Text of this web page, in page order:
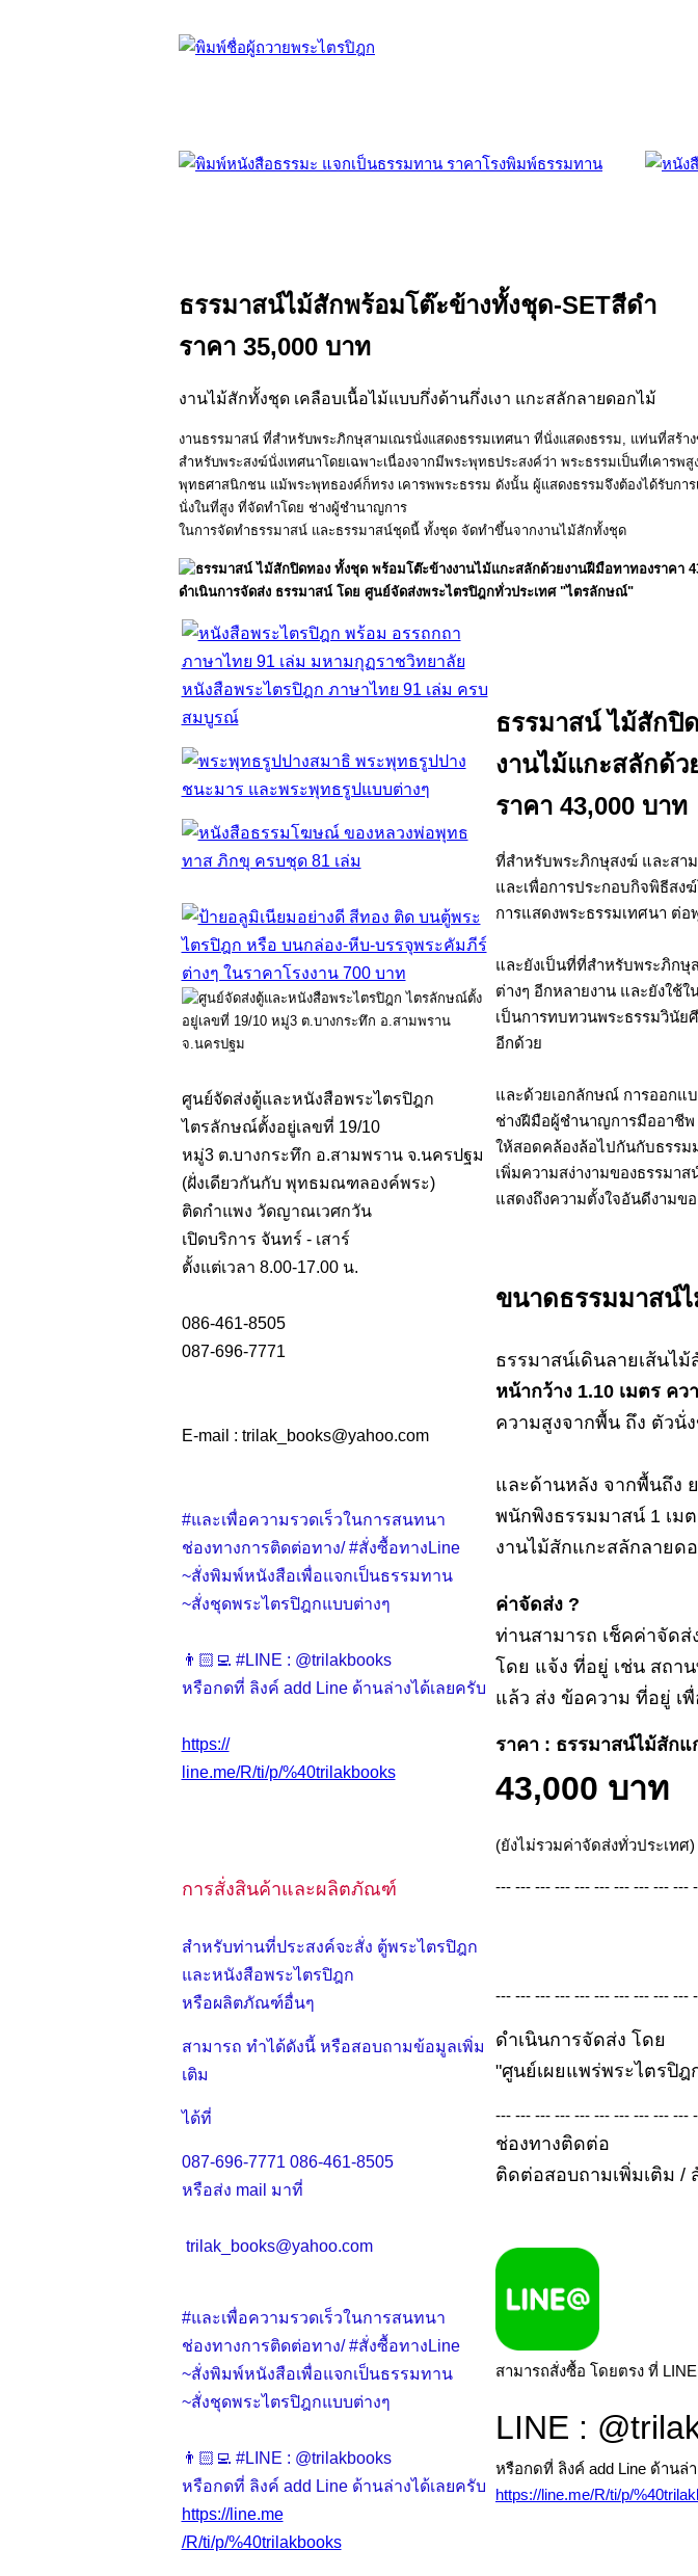
ธรรมาสน์ไม้สักพร้อมโต๊ะข้างทั้งชุด-SETสีดำ
ราคา 35,000 บาท
งานไม้สักทั้งชุด เคลือบเนื้อไม้แบบกึ่งด้านกึ่งเงา แกะสลักลายดอกไม้
งานธรรมาสน์ ที่สําหรับพระภิกษุสามเณรนั่งแสดงธรรมเทศนา ที่นั่งแสดงธรรม, แท่นที่สร้า
สำหรับพระสงฆ์นั่งเทศนาโดยเฉพาะเนื่องจากมีพระพุทธประสงค์ว่า พระธรรมเป็นที่เคารพสู
พุทธศาสนิกชน แม้พระพุทธองค์ก็ทรง เคารพพระธรรม ดังนั้น ผู้แสดงธรรมจึงต้องได้รับการ
นั่งในที่สูง ที่จัดทำโดย ช่างผู้ชำนาญการ
ในการจัดทำธรรมาสน์ และธรรมาสน์ชุดนี้ ทั้งชุด จัดทำขึ้นจากงานไม้สักทั้งชุด
ดำเนินการจัดส่ง ธรรมาสน์ โดย ศูนย์จัดส่งพระไตรปิฎกทั่วประเทศ "ไตรลักษณ์"
หนังสือพระไตรปิฎก ภาษาไทย 91 เล่ม ครบ
สมบูรณ์
ศูนย์จัดส่งตู้และหนังสือพระไตรปิฎก
ไตรลักษณ์ตั้งอยู่เลขที่ 19/10
หมู่3 ต.บางกระทึก อ.สามพราน จ.นครปฐม
(ฝั่งเดียวกันกับ พุทธมณฑลองค์พระ)
ติดกำแพง วัดญาณเวศกวัน
เปิดบริการ จันทร์ - เสาร์
ตั้งแต่เวลา 8.00-17.00 น.
086-461-8505
087-696-7771
E-mail : trilak_books@yahoo.com
#และเพื่อความรวดเร็วในการสนทนา
ช่องทางการติดต่อทาง/ #สั่งซื้อทางLine
~สั่งพิมพ์หนังสือเพื่อแจกเป็นธรรมทาน
~สั่งชุดพระไตรปิฎกแบบต่างๆ
👨🏻‍💻 #LINE : @trilakbooks
หรือกดที่ ลิงค์ add Line ด้านล่างได้เลยครับ
https://
line.me/R/ti/p/%40trilakbooks
การสั่งสินค้าและผลิตภัณฑ์
สำหรับท่านที่ประสงค์จะสั่ง ตู้พระไตรปิฎก
และหนังสือพระไตรปิฎก
หรือผลิตภัณฑ์อื่นๆ
สามารถ ทำได้ดังนี้ หรือสอบถามข้อมูลเพิ่ม
เติม
ได้ที่
087-696-7771 086-461-8505
หรือส่ง mail มาที่
trilak_books@yahoo.com
#และเพื่อความรวดเร็วในการสนทนา
ช่องทางการติดต่อทาง/ #สั่งซื้อทางLine
~สั่งพิมพ์หนังสือเพื่อแจกเป็นธรรมทาน
~สั่งชุดพระไตรปิฎกแบบต่างๆ
👨🏻‍💻 #LINE : @trilakbooks
หรือกดที่ ลิงค์ add Line ด้านล่างได้เลยครับ
https://line.me
/R/ti/p/%40trilakbooks
ธรรมาสน์ ไม้สักปิ
งานไม้แกะสลักด้ว
ราคา 43,000 บาท
ที่สำหรับพระภิกษุสงฆ์ และสา
และเพื่อการประกอบกิจพิธีสง
การแสดงพระธรรมเทศนา ต่
และยังเป็นที่ที่สำหรับพระภิกษุ
ต่างๆ อีกหลายงาน และยังใช้
เป็นการทบทวนพระธรรมวินัย
อีกด้วย
และด้วยเอกลักษณ์ การออกแ
ช่างฝีมือผู้ชำนาญการมืออาชี
ให้สอดคล้องล้อไปกันกับธรรม
เพิ่มความสง่างามของธรรมา
แสดงถึงความตั้งใจอันดีงามข
ขนาดธรรมมาสน์
ธรรมาสน์เดินลายเส้นไ
หน้ากว้าง 1.10 เมตร คว
ความสูงจากพื้น ถึง ตัวนั่
และด้านหลัง จากพื้นถึง
พนักพิงธรรมมาสน์ 1 เม
งานไม้สักแกะสลักลายด
ค่าจัดส่ง ?
ท่านสามารถ เช็คค่าจัดส่
โดย แจ้ง ที่อยู่ เช่น สถา
แล้ว ส่ง ข้อความ ที่อยู่ เ
ราคา : ธรรมาสน์ไม้สัก
43,000 บาท
(ยังไม่รวมค่าจัดส่งทั่วประเทศ)
--- --- --- --- --- --- --- --- --- ---
--- --- --- --- --- --- --- --- --- ---
ดำเนินการจัดส่ง โดย
"ศูนย์เผยแพร่พระไตรปิ
--- --- --- --- --- --- --- --- --- ---
ช่องทางติดต่อ
ติดต่อสอบถามเพิ่มเติม /
สามารถสั่งซื้อ โดยตรง ที่
LINE :
หรือกดที่ ลิงค์ add Line ด้านล่
https://line.me/R/ti/p/